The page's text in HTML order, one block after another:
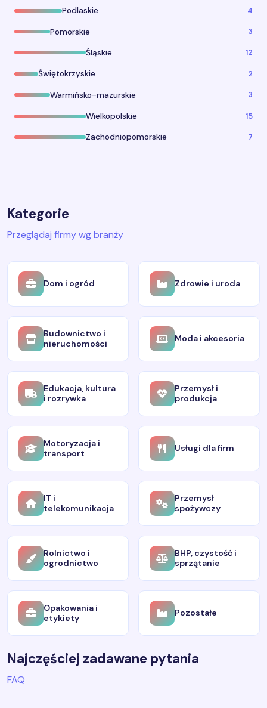
Podlaskie 4
Pomorskie 3
Śląskie 12
Świętokrzyskie 2
Warmińsko-mazurskie 3
Wielkopolskie 15
Zachodniopomorskie 7
Kategorie
Przeglądaj firmy wg branży
Dom i ogród Zdrowie i uroda
Budownictwo i
nieruchomości
Moda i akcesoria
Edukacja, kultura
i rozrywka
Przemysł i
produkcja
Motoryzacja i
transport
Usługi dla firm
IT i
telekomunikacja
Przemysł
spożywczy
Rolnictwo i
ogrodnictwo
BHP, czystość i
sprzątanie
Opakowania i
etykiety
Pozostałe
Najczęściej zadawane pytania
FAQ